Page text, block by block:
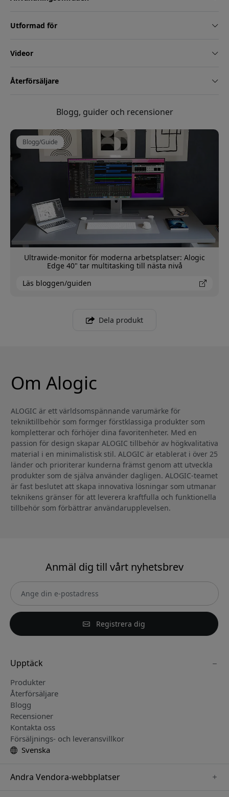
Utformad för
Videor
Återförsäljare
Blogg, guider och recensioner
Blogg/Guide
Ultrawide-monitor för moderna arbetsplatser: Alogic
Edge 40" tar multitasking till nästa nivå
Läs bloggen/guiden
Dela produkt
Om Alogic
ALOGIC är ett världsomspännande varumärke för
tekniktillbehör som formger förstklassiga produkter som
kompletterar och förhöjer dina favoritenheter. Med en
passion för design skapar ALOGIC tillbehör av högkvalitativa
material i en minimalistisk stil. ALOGIC är etablerat i över 25
länder och prioriterar kunderna främst genom att utveckla
produkter som de själva använder dagligen. ALOGIC-teamet
är fast beslutet att skapa innovativa lösningar som utmanar
teknikens gränser för att leverera kraftfulla och funktionella
tillbehör som förbättrar användarupplevelsen.
Anmäl dig till vårt nyhetsbrev
Registrera dig
Upptäck
Produkter
Återförsäljare
Blogg
Recensioner
Kontakta oss
Försäljnings- och leveransvillkor
Svenska
Andra Vendora-webbplatser